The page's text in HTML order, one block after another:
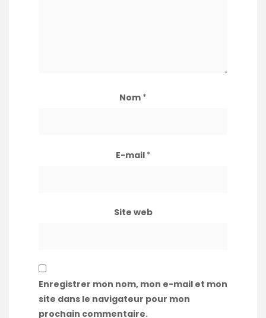
Nom *
E-mail *
Site web
Enregistrer mon nom, mon e-mail et mon
site dans le navigateur pour mon
prochain commentaire.